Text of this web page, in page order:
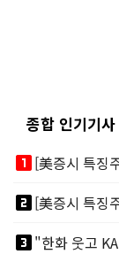
종합 인기기사
looks_one
looks_two
looks_3"한화 웃고